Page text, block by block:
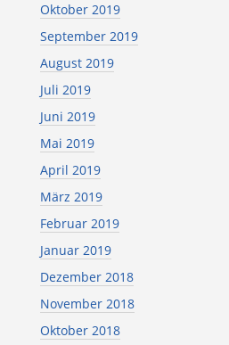
Oktober 2019
September 2019
August 2019
Juli 2019
Juni 2019
Mai 2019
April 2019
März 2019
Februar 2019
Januar 2019
Dezember 2018
November 2018
Oktober 2018